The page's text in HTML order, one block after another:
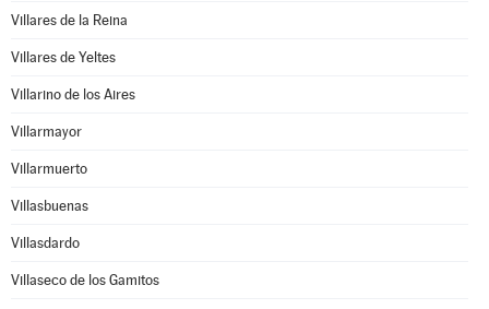
Villares de la Reina
Villares de Yeltes
Villarino de los Aires
Villarmayor
Villarmuerto
Villasbuenas
Villasdardo
Villaseco de los Gamitos